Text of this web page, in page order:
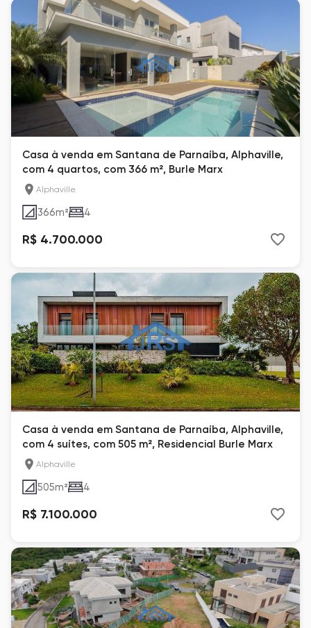
Casa à venda em Santana de Parnaíba, Alphaville,
com 4 quartos, com 366 m², Burle Marx
Alphaville
366m² 4
R$ 4.700.000
Casa à venda em Santana de Parnaíba, Alphaville,
com 4 suítes, com 505 m², Residencial Burle Marx
Alphaville
505m² 4
R$ 7.100.000